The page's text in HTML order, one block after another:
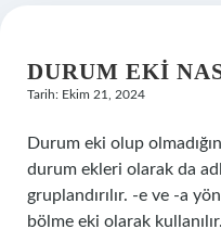
DURUM EKI
Tarih: Ekim 21, 2024
Durum eki olup
durum ekleri olarak da
gruplandırılır. -e ve -a
bölme eki olarak